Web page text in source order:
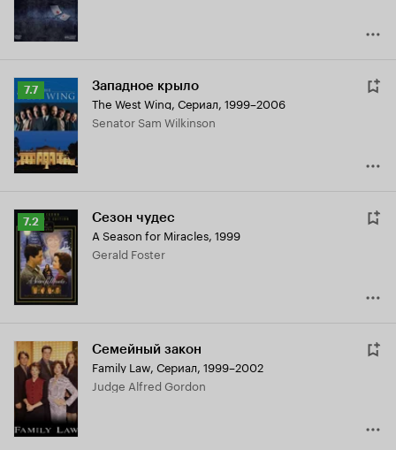
Рейтинг
Кинопоиска
7.7
7.7 Западное крыло
The West Wing, Сериал, 1999–2006
Senator Sam Wilkinson
Рейтинг
Кинопоиска
7.2
7.2 Сезон чудес
A Season for Miracles, 1999
Gerald Foster
Семейный закон
Family Law, Сериал, 1999–2002
Judge Alfred Gordon